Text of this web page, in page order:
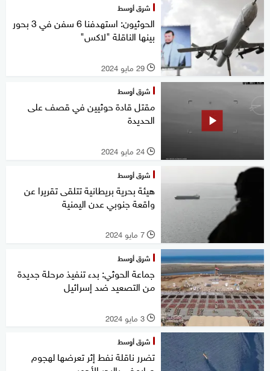
شرق أوسط
الحوثيون: استهدفنا 6 سفن في 3 بحور
بينها الناقلة "لاكس"
l 29 مايو 2024
شرق أوسط
مقتل قادة حوثيين في قصف على
الحديدة
l 24 مايو 2024
شرق أوسط
هيئة بحرية بريطانية تتلقى تقريرا عن
واقعة جنوبي عدن اليمنية
l 7 مايو 2024
شرق أوسط
جماعة الحوثي: بدء تنفيذ مرحلة جديدة
من التصعيد ضد إسرائيل
l 3 مايو 2024
شرق أوسط
تضرر ناقلة نفط إثر تعرضها لهجوم